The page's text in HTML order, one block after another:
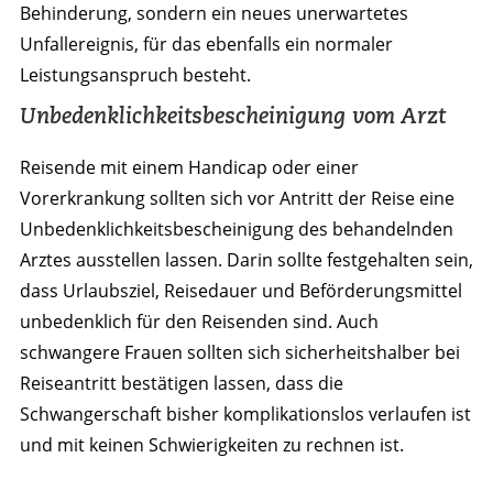
Behinderung, sondern ein neues unerwartetes
Unfallereignis, für das ebenfalls ein normaler
Leistungsanspruch besteht.
Unbedenklichkeitsbescheinigung vom Arzt
Reisende mit einem Handicap oder einer
Vorerkrankung sollten sich vor Antritt der Reise eine
Unbedenklichkeitsbescheinigung des behandelnden
Arztes ausstellen lassen. Darin sollte festgehalten sein,
dass Urlaubsziel, Reisedauer und Beförderungsmittel
unbedenklich für den Reisenden sind. Auch
schwangere Frauen sollten sich sicherheitshalber bei
Reiseantritt bestätigen lassen, dass die
Schwangerschaft bisher komplikationslos verlaufen ist
und mit keinen Schwierigkeiten zu rechnen ist.